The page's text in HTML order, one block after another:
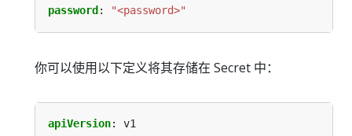
password: "<password>"
你可以使用以下定义将其存储在 Secret 中：
apiVersion:
v1